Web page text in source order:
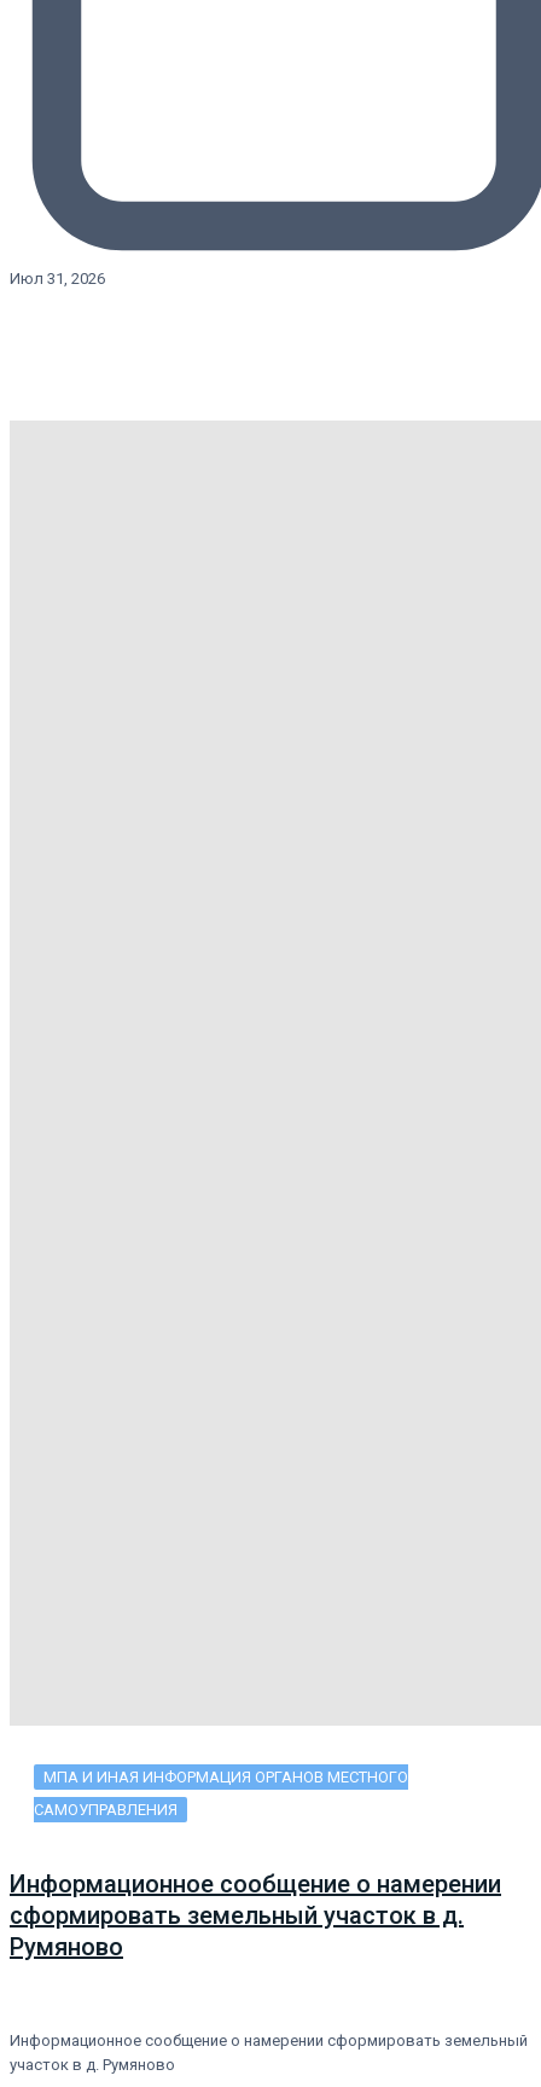
Июл 31, 2026
МПА И ИНАЯ ИНФОРМАЦИЯ ОРГАНОВ МЕСТНОГО
САМОУПРАВЛЕНИЯ
Информационное сообщение о намерении
сформировать земельный участок в д.
Румяново
Информационное сообщение о намерении сформировать земельный
участок в д. Румяново